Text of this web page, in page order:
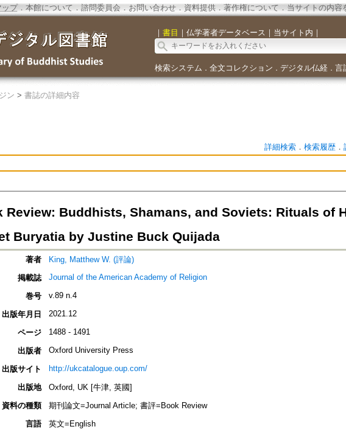
ップ．本館について ． 諮問委員会． お問い合わせ． 資料提供． 著作権について．当サイトの内容
｜ 書目 ｜ 仏学著者データベース ｜ 当サイト内 ｜
検索システム ． 全文コレクション ． デジタル仏経． 言
ン > 書誌の詳細内容
詳細検索． 検索履歴．
Review: Buddhists, Shamans, and Soviets: Rituals of
Buryatia by Justine Buck Quijada
著者
King, Matthew W. (評論)
掲載誌
Journal of the American Academy of Religion
巻号 v.89 n.4
出版年月日 2021.12
ページ 1488 - 1491
出版者 Oxford University Press
出版サイト http://ukcatalogue.oup.com/
出版地
Oxford, UK [牛津, 英國]
資料の種類
期刊論文=Journal Article; 書評=Book Review
言語
英文=English